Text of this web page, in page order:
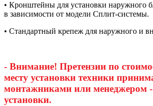
• Кронштейны для установки наружного
в зависимости от модели Сплит-системы.
• Стандартный крепеж для наружного и
- Внимание! Претензии по
месту установки техники
монтажниками или менеджером -
установки.